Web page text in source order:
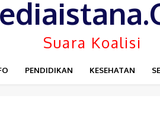
Suara Koalisi
PENDIDIKAN KESEHATAN